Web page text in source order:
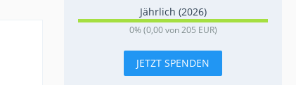
Jährlich (2026)
0
0% (0,00 von 205 EUR)
JETZT SPENDEN